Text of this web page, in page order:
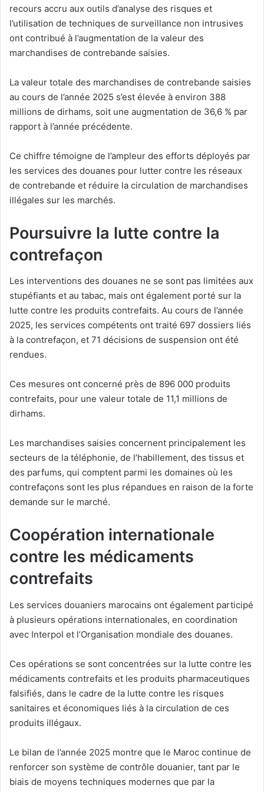
recours accru aux outils d’analyse des risques et
l’utilisation de techniques de surveillance non intrusives
ont contribué à l’augmentation de la valeur des
marchandises de contrebande saisies.
La valeur totale des marchandises de contrebande saisies
au cours de l’année 2025 s’est élevée à environ 388
millions de dirhams, soit une augmentation de 36,6 % par
rapport à l’année précédente.
Ce chiffre témoigne de l’ampleur des efforts déployés par
les services des douanes pour lutter contre les réseaux
de contrebande et réduire la circulation de marchandises
illégales sur les marchés.
Poursuivre la lutte contre la
contrefaçon
Les interventions des douanes ne se sont pas limitées aux
stupéfiants et au tabac, mais ont également porté sur la
lutte contre les produits contrefaits. Au cours de l’année
2025, les services compétents ont traité 697 dossiers liés
à la contrefaçon, et 71 décisions de suspension ont été
rendues.
Ces mesures ont concerné près de 896 000 produits
contrefaits, pour une valeur totale de 11,1 millions de
dirhams.
Les marchandises saisies concernent principalement les
secteurs de la téléphonie, de l’habillement, des tissus et
des parfums, qui comptent parmi les domaines où les
contrefaçons sont les plus répandues en raison de la forte
demande sur le marché.
Coopération internationale
contre les médicaments
contrefaits
Les services douaniers marocains ont également participé
à plusieurs opérations internationales, en coordination
avec Interpol et l’Organisation mondiale des douanes.
Ces opérations se sont concentrées sur la lutte contre les
médicaments contrefaits et les produits pharmaceutiques
falsifiés, dans le cadre de la lutte contre les risques
sanitaires et économiques liés à la circulation de ces
produits illégaux.
Le bilan de l’année 2025 montre que le Maroc continue de
renforcer son système de contrôle douanier, tant par le
biais de moyens techniques modernes que par la